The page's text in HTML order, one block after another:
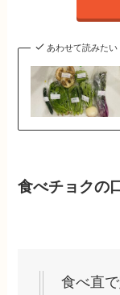
あわせて読みたい
食べチョクの
食べ直